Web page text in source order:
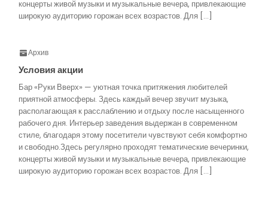
концерты живой музыки и музыкальные вечера, привлекающие
широкую аудиторию горожан всех возрастов. Для […]
Архив
Условия акции
Бар «Руки Вверх» — уютная точка притяжения любителей
приятной атмосферы. Здесь каждый вечер звучит музыка,
располагающая к расслаблению и отдыху после насыщенного
рабочего дня. Интерьер заведения выдержан в современном
стиле, благодаря этому посетители чувствуют себя комфортно
и свободно.Здесь регулярно проходят тематические вечеринки,
концерты живой музыки и музыкальные вечера, привлекающие
широкую аудиторию горожан всех возрастов. Для […]